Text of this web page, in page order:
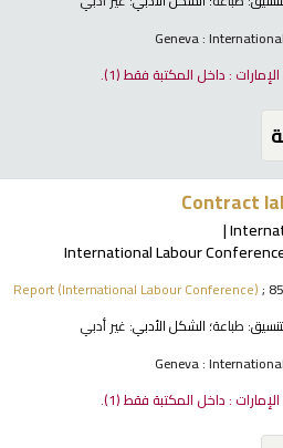
Geneva :
الإمارات : داخل المكتبة فقط(1).
Contract
International Labour
Report (International Labour Conference);
طباعة؛ الشكل الأدبي: غير أدبي
Geneva :
الإمارات : داخل المكتبة فقط(1).